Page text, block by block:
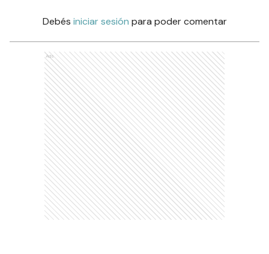
Debés iniciar sesión para poder comentar
Ads